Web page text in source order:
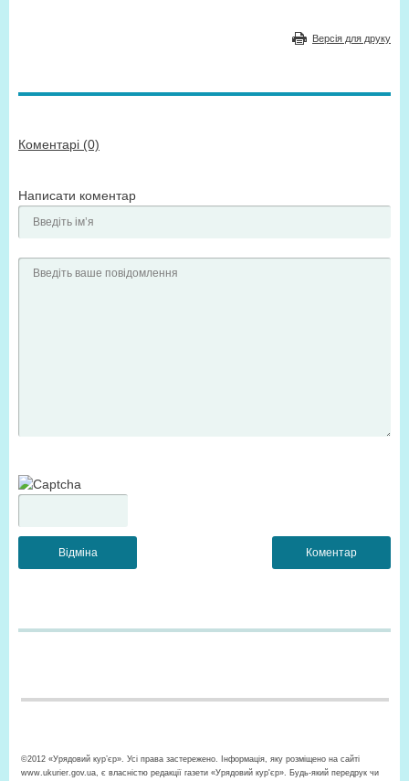
Версія для друку
Коментарі (0)
Написати коментар
©2012 «Урядовий кур’єр». Усі права застережено. Інформація, яку розміщено на сайті
www.ukurier.gov.ua, є власністю редакції газети «Урядовий кур'єр». Будь-який передрук чи